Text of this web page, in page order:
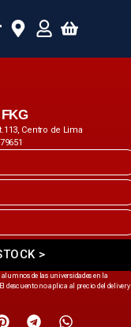
Centro de Lima
>
de las universidades en la
descuento no aplica al precio del delivery.